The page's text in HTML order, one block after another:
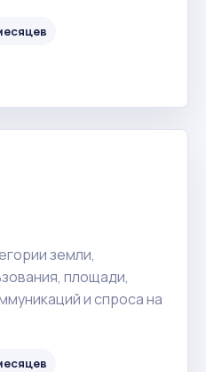
земли,
площади,
и спроса на